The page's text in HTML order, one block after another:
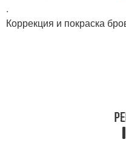
.
Коррекция и покраска